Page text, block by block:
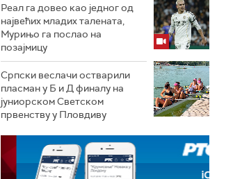
Реал га довео као једног од
највећих младих талената,
Мурињо га послао на
позајмицу
Српски веслачи остварили
пласман у Б и Д финалу на
јуниорском Светском
првенству у Пловдиву